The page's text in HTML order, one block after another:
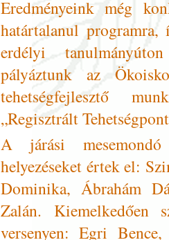
Eredményeink még
határtalanul programra,
erdélyi
pályáztunk az
tehetségfejlesztő
„Regisztrált
A járási mesemondó
helyezéseket értek el:
Dominika, Ábrahám
Zalán. Kiemelkedően
versenyen: Egri